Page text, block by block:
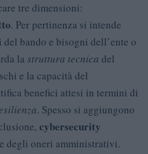
tre dimensioni:
. Per pertinenza si intende
bando e bisogni dell’ente o
la struttura tecnica del
e la capacità del
benefici attesi in termini di
. Spesso si aggiungono
cybersecurity
degli oneri amministrativi.